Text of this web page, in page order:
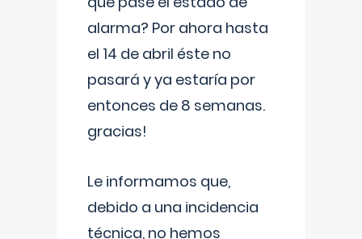
alarma? Por ahora hasta
el 14 de abril éste no
pasará y ya estaría por
entonces de 8 semanas.
gracias!
Le informamos que,
debido a una incidencia
técnica, no hemos